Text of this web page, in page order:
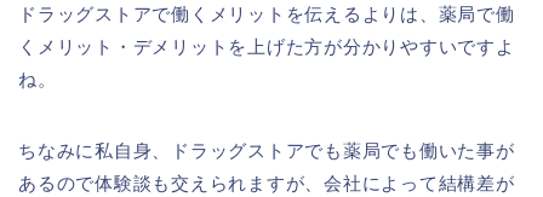
ドラッグストアで働くメリットを伝えるよりは、薬局で働
くメリット・デメリットを上げた方が分かりやすいですよ
ね。
ちなみに私自身、ドラッグストアでも薬局でも働いた事が
あるので体験談も交えられますが、会社によって結構差が